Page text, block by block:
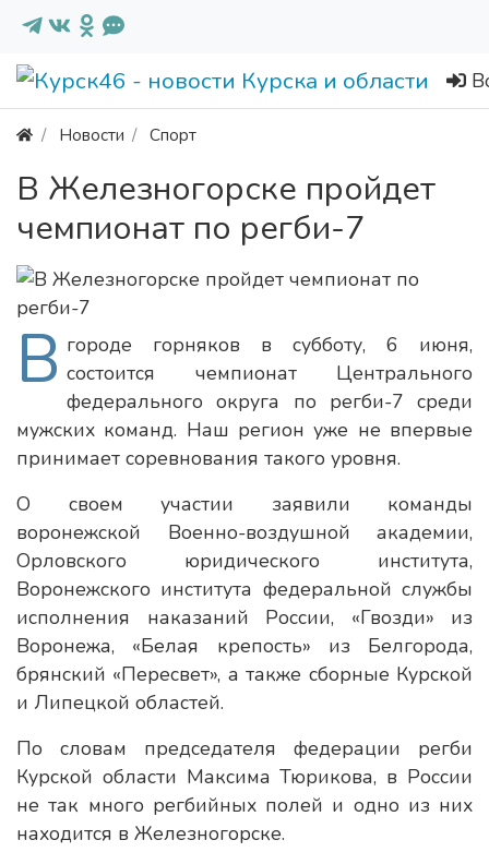
Новости Спорт
В Железногорске пройдет
чемпионат по регби-7
В городе горняков в субботу, 6 июня,
состоится чемпионат Центрального
федерального округа по регби-7 среди
мужских команд. Наш регион уже не впервые
принимает соревнования такого уровня.
О своем участии заявили команды
воронежской Военно-воздушной академии,
Орловского юридического института,
Воронежского института федеральной службы
исполнения наказаний России, «Гвозди» из
Воронежа, «Белая крепость» из Белгорода,
брянский «Пересвет», а также сборные Курской
и Липецкой областей.
По словам председателя федерации регби
Курской области Максима Тюрикова, в России
не так много регбийных полей и одно из них
находится в Железногорске.